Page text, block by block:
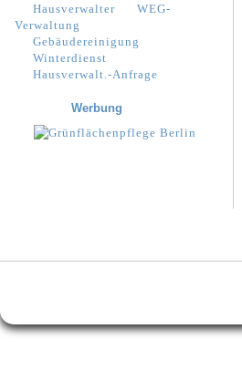
Hausverwalter
WEG-
Verwaltung
Gebäudereinigung
Winterdienst
Hausverwalt.-Anfrage
Werbung